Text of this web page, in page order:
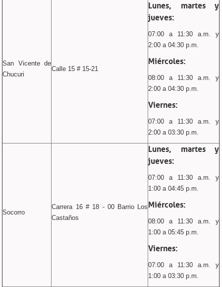
San Vicente de
Chucuri
Calle 15 # 15-21
Lunes, martes y
jueves:
07:00 a 11:30 a.m. y
2:00 a 04:30 p.m.
Miércoles:
08:00 a 11:30 a.m. y
2:00 a 04:30 p.m.
Viernes:
07:00 a 11:30 a.m. y
2:00 a 03:30 p.m.
Socorro
Carrera 16 # 18 - 00 Barrio Los
Castaños
Lunes, martes y
jueves:
07:00 a 11:30 a.m. y
1:00 a 04:45 p.m.
Miércoles:
08:00 a 11:30 a.m. y
1:00 a 05:45 p.m.
Viernes:
07:00 a 11:30 a.m. y
1:00 a 03:30 p.m.